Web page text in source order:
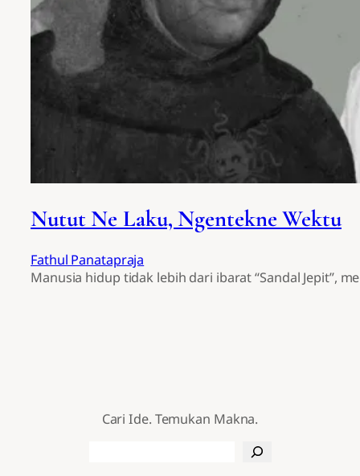
Nutut Ne Laku, Ngentekne Wektu
Fathul Panatapraja
Manusia hidup tidak lebih dari ibarat “Sandal Jepit”,
Cari Ide. Temukan Makna.